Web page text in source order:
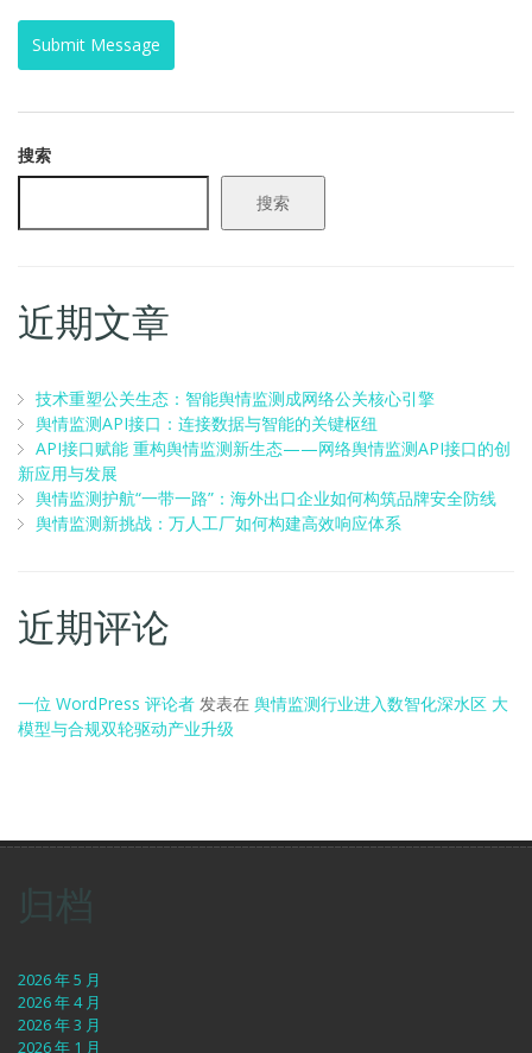
搜索
搜索
近期文章
技术重塑公关生态：智能舆情监测成网络公关核心引擎
舆情监测API接口：连接数据与智能的关键枢纽
API接口赋能 重构舆情监测新生态——网络舆情监测API接口的创
新应用与发展
舆情监测护航“一带一路”：海外出口企业如何构筑品牌安全防线
舆情监测新挑战：万人工厂如何构建高效响应体系
近期评论
一位 WordPress 评论者 发表在 舆情监测行业进入数智化深水区 大
模型与合规双轮驱动产业升级
2026 年 5 月
2026 年 4 月
2026 年 3 月
2026 年 1 月